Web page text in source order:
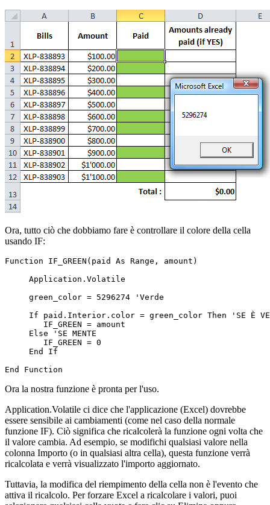
Ora, tutto ciò che dobbiamo fare è controllare il colore della cella
usando IF:
Function IF_GREEN(paid As Range, amount)
     Application.Volatile
     green_color = 5296274 'Verde
If paid.Interior.color = green_color Then 'SE È
        IF_GREEN = amount
     Else 'SE MENTE
        IF_GREEN = 0
     End If
Ora la nostra funzione è pronta per l'uso.
Application.Volatile ci dice che l'applicazione (Excel) dovrebbe
essere sensibile ai cambiamenti (come nel caso della normale
funzione IF). Ciò significa che ricalcolerà la funzione ogni volta che
il valore cambia. Ad esempio, se modifichi qualsiasi valore nella
colonna Importo (o in qualsiasi altra cella), questa funzione verrà
ricalcolata e verrà visualizzato l'importo aggiornato.
Tuttavia, la modifica del riempimento della cella non è l'evento che
attiva il ricalcolo. Per forzare Excel a ricalcolare i valori, puoi